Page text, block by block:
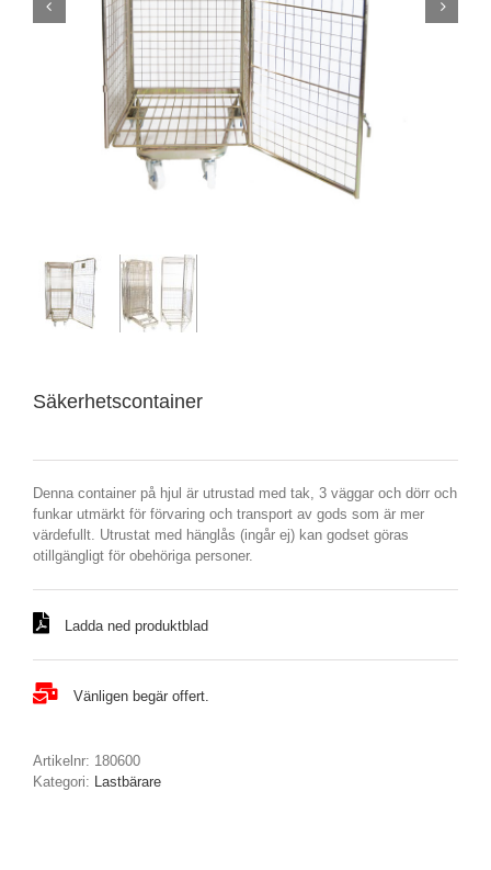
Säkerhetscontainer
Denna container på hjul är utrustad med tak, 3 väggar och dörr och
funkar utmärkt för förvaring och transport av gods som är mer
värdefullt. Utrustat med hänglås (ingår ej) kan godset göras
otillgängligt för obehöriga personer.
Ladda ned produktblad
Vänligen begär offert.
Artikelnr: 180600
Kategori:
Lastbärare